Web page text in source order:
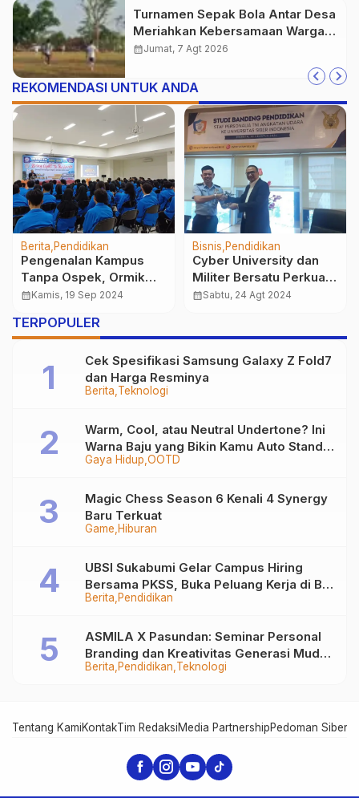
Turnamen Sepak Bola Antar Desa
Meriahkan Kebersamaan Warga
Purwasedar
calendar_monthJumat, 7 Agt 2026
REKOMENDASI UNTUK ANDA
Pendidikan
Beasiswa MTryout
Batch 2 untuk Siswa
SMA: Beasiswa 100%
calendar_monthKamis, 13 Jul 2023
Kesehatan
Boleh atau Tidak
Keramas Saat Haid? Ini
Penjelasan Ahli
calendar_monthJumat, 19 Sep 2025
TERPOPULER
Berita Teknologi
Cek Spesifikasi Samsung Galaxy Z Fold7
dan Harga Resminya
Gaya Hidup OOTD
Warm, Cool, atau Neutral Undertone? Ini
Warna Baju yang Bikin Kamu Auto Stand
Out
Game Hiburan
Magic Chess Season 6 Kenali 4 Synergy
Baru Terkuat
Berita Pendidikan
UBSI Sukabumi Gelar Campus Hiring
Bersama PKSS, Buka Peluang Kerja di BRI
Group
Berita Pendidikan Teknologi
ASMILA X Pasundan: Seminar Personal
Branding dan Kreativitas Generasi Muda
Bersama SDKF
Tentang KamiKontakTim RedaksiMedia PartnershipPedoman Siber